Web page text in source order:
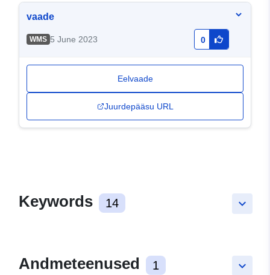
vaade
WMS 5 June 2023 0
Eelvaade
Juurdepääsu URL
keyboard_arrow_down
Keywords 14
keyboard_arrow_down
Andmeteenused 1